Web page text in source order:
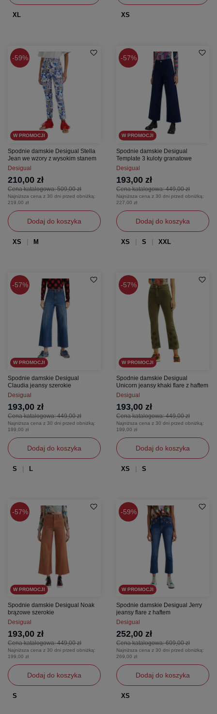
XL XS
59%
W PROMOCJI
Spodnie damskie Desigual Stella
Jean we wzory z wysokim stanem
Desigual
Cena katalogowa:509,00 zł
210,00 zł
Najniższa cena z 30 dni przed obniżką:
219,00 zł
Dodaj do koszyka
XS M
57%
W PROMOCJI
Spodnie damskie Desigual
Template 3 kuloty granatowe
Desigual
Cena katalogowa:449,00 zł
193,00 zł
Najniższa cena z 30 dni przed obniżką:
227,00 zł
Dodaj do koszyka
XS S XXL
57%
W PROMOCJI
Spodnie damskie Desigual
Claudia jeansy szerokie
Desigual
Cena katalogowa:449,00 zł
193,00 zł
Najniższa cena z 30 dni przed obniżką:
199,00 zł
Dodaj do koszyka
S L
57%
W PROMOCJI
Spodnie damskie Desigual
Unicorn jeansy khaki flare z haftem
Desigual
Cena katalogowa:449,00 zł
193,00 zł
Najniższa cena z 30 dni przed obniżką:
199,00 zł
Dodaj do koszyka
XS S
57%
W PROMOCJI
Spodnie damskie Desigual Noak
brązowe szerokie
Desigual
Cena katalogowa:449,00 zł
193,00 zł
Najniższa cena z 30 dni przed obniżką:
199,00 zł
Dodaj do koszyka
S
59%
W PROMOCJI
Spodnie damskie Desigual Jerry
jeansy flare z haftem
Desigual
Cena katalogowa:609,00 zł
252,00 zł
Najniższa cena z 30 dni przed obniżką:
269,00 zł
Dodaj do koszyka
XS